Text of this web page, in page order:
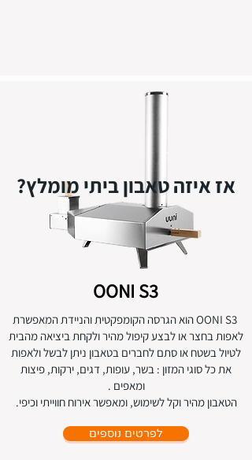
OONI S3
OONI S3 הוא הגרסה הקומפקטית והניידת המאפשרת
לאפות בחצר או לבצע קיפול מהיר ולקחת ביציאה מהבית
לטיול בשטח או סתם לחברים בטאבון ניתן לבשל ולאפות
את כל סוגי המזון : בשר, עופות, דגים, ירקות, פיצות
ומאפים .
הטאבון מהיר וקל לשימוש, ומאפשר אירוח חווייתי וכיפי.
לפרטים נוספים
אז איזה טאבון ביתי מומלץ?